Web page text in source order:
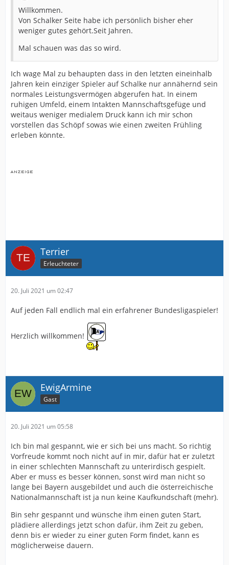
Willkommen.
Von Schalker Seite habe ich persönlich bisher eher
weniger gutes gehört.Seit Jahren.
Mal schauen was das so wird.
Ich wage Mal zu behaupten dass in den letzten eineinhalb
Jahren kein einziger Spieler auf Schalke nur annähernd sein
normales Leistungsvermögen abgerufen hat. In einem
ruhigen Umfeld, einem Intakten Mannschaftsgefüge und
weitaus weniger medialem Druck kann ich mir schon
vorstellen das Schöpf sowas wie einen zweiten Frühling
erleben könnte.
Terrier
Erleuchteter
20. Juli 2021 um 02:47
Auf jeden Fall endlich mal ein erfahrener Bundesligaspieler!
Herzlich willkommen!
EwigArmine
Gast
20. Juli 2021 um 05:58
Ich bin mal gespannt, wie er sich bei uns macht. So richtig
Vorfreude kommt noch nicht auf in mir, dafür hat er zuletzt
in einer schlechten Mannschaft zu unterirdisch gespielt.
Aber er muss es besser können, sonst wird man nicht so
lange bei Bayern ausgebildet und auch die österreichische
Nationalmannschaft ist ja nun keine Kaufkundschaft (mehr).
Bin sehr gespannt und wünsche ihm einen guten Start,
plädiere allerdings jetzt schon dafür, ihm Zeit zu geben,
denn bis er wieder zu einer guten Form findet, kann es
möglicherweise dauern.